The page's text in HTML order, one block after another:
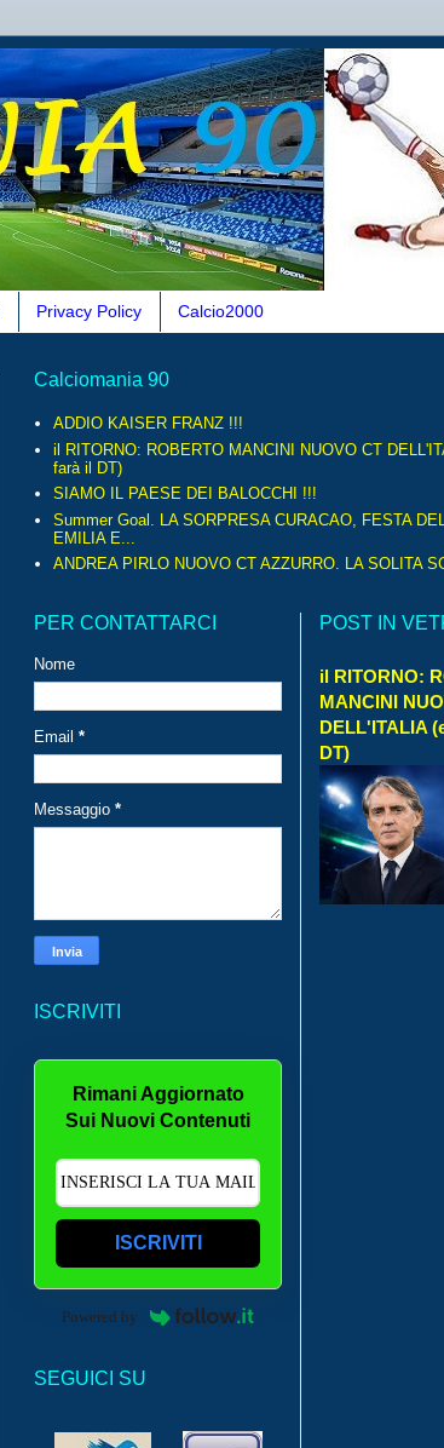
Privacy Policy Calcio2000
Calciomania 90
ADDIO KAISER FRANZ !!!
il RITORNO: ROBERTO MANCINI NUOVO CT
farà il DT)
SIAMO IL PAESE DEI BALOCCHI !!!
Summer Goal. LA SORPRESA CURACAO, FESTA
EMILIA E...
ANDREA PIRLO NUOVO CT AZZURRO. LA SOLITA
PER CONTATTARCI
Nome
Email *
Messaggio *
ISCRIVITI
Rimani Aggiornato
Sui Nuovi Contenuti
ISCRIVITI
Powered by
SEGUICI SU
POST IN
il RITORNO:
MANCINI
DELL'ITALIA
DT)